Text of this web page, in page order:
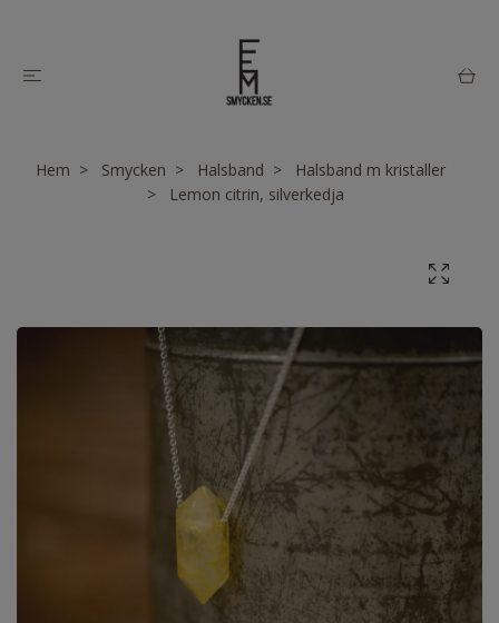
Hem Smycken Halsband
Halsband m kristaller
Lemon citrin, silverkedja